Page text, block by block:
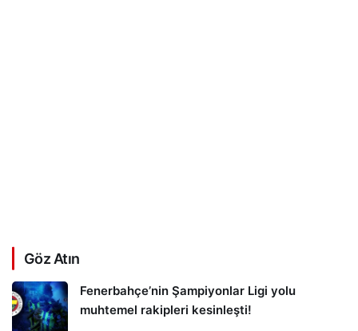
Göz Atın
Fenerbahçe’nin Şampiyonlar Ligi yolu
muhtemel rakipleri kesinleşti!